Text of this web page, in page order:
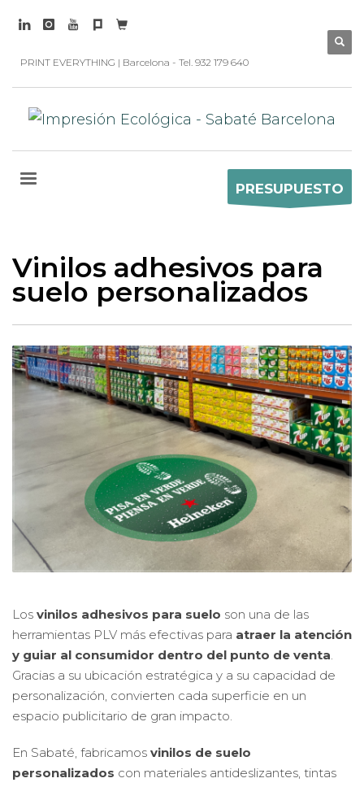
PRINT EVERYTHING | Barcelona - Tel. 932 179 640
PRESUPUESTO
Vinilos adhesivos para
suelo personalizados
Los vinilos adhesivos para suelo son una de las
herramientas PLV más efectivas para atraer la atención
y guiar al consumidor dentro del punto de venta
Gracias a su ubicación estratégica y a su capacidad de
personalización, convierten cada superficie en un
espacio publicitario de gran impacto.
En Sabaté, fabricamos vinilos de suelo
personalizados con materiales antideslizantes, tintas